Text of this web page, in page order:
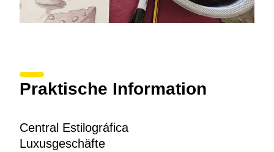
Praktische Information
Central Estilográfica
Luxusgeschäfte